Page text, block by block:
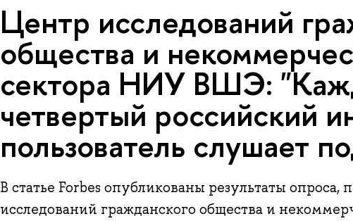
Центр исследований
общества и
сектора НИУ ВШЭ:
четвертый российский
пользователь слушает
В статье Forbes опубликованы результаты
исследований гражданского общества и